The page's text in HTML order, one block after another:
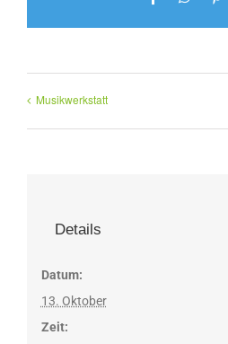
Musikwerkstatt
Details
Datum:
13. Oktober
Zeit: